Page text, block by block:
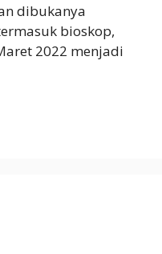
dibukanya
bioskop,
2022 menjadi